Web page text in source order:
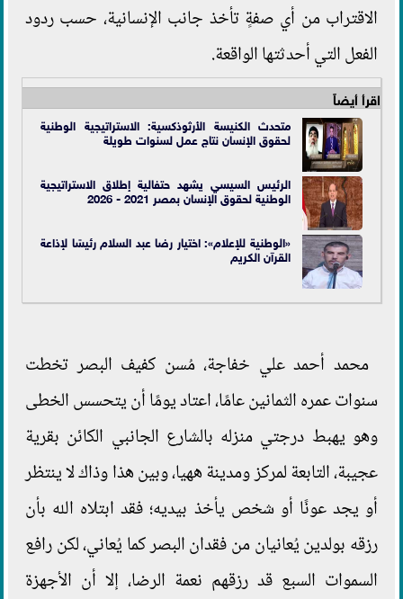
الاقتراب من أي صفةٍ تأخذ جانب الإنسانية، حسب ردود
الفعل التي أحدثتها الواقعة.
اقرأ أيضاً
متحدث الكنيسة الأرثوذكسية: الاستراتيجية الوطنية
لحقوق الإنسان نتاج عمل لسنوات طويلة
الرئيس السيسي يشهد حتفالية إطلاق الاستراتيجية
الوطنية لحقوق الإنسان بمصر 2021 - 2026
«الوطنية للإعلام»: اختيار رضا عبد السلام رئيسًا لإذاعة
القرآن الكريم
محمد أحمد علي خفاجة، مُسن كفيف البصر تخطت
سنوات عمره الثمانين عامًا، اعتاد يومًا أن يتحسس الخطى
وهو يهبط درجتي منزله بالشارع الجانبي الكائن بقرية
عجيبة، التابعة لمركز ومدينة ههيا، وبين هذا وذاك لا ينتظر
أو يجد عونًا أو شخص يأخذ بيديه؛ فقد ابتلاه الله بأن
رزقه بولدين يُعانيان من فقدان البصر كما يُعاني، لكن رافع
السموات السبع قد رزقهم نعمة الرضا، إلا أن الأجهزة